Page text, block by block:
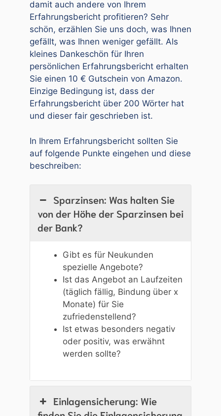
damit auch andere von Ihrem
Erfahrungsbericht profitieren? Sehr
schön, erzählen Sie uns doch, was Ihnen
gefällt, was Ihnen weniger gefällt. Als
kleines Dankeschön für Ihren
persönlichen Erfahrungsbericht erhalten
Sie einen 10 € Gutschein von Amazon.
Einzige Bedingung ist, dass der
Erfahrungsbericht über 200 Wörter hat
und dieser fair geschrieben ist.
In Ihrem Erfahrungsbericht sollten Sie
auf folgende Punkte eingehen und diese
beschreiben:
Sparzinsen: Was halten Sie
von der Höhe der Sparzinsen bei
der Bank?
Gibt es für Neukunden
spezielle Angebote?
Ist das Angebot an Laufzeiten
(täglich fällig, Bindung über x
Monate) für Sie
zufriedenstellend?
Ist etwas besonders negativ
oder positiv, was erwähnt
werden sollte?
Einlagensicherung: Wie